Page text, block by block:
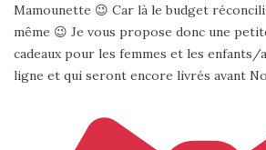
Mamounette 😉 Car là le budget
même 😉 Je vous propose donc une
cadeaux pour les femmes et les enfants/
ligne et qui seront encore livrés avant